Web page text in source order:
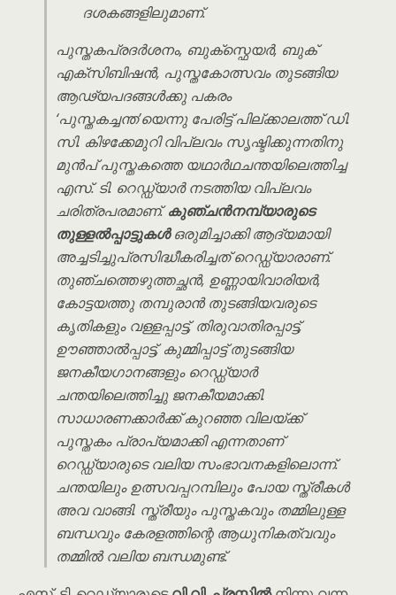
ദശകങ്ങളിലുമാണ്.
പുസ്തകപ്രദർശനം, ബുക്സ്ഫെയർ, ബുക്
എക്സിബിഷൻ, പുസ്തകോത്സവം തുടങ്ങിയ
ആഢ്യപദങ്ങൾക്കു പകരം
‘പുസ്തകച്ചന്ത’യെന്നു പേരിട്ട് പില്ക്കാലത്ത് ഡി.
സി. കിഴക്കേമുറി വിപ്ലവം സൃഷ്ടിക്കുന്നതിനു
മുൻപ് പുസ്തകത്തെ യഥാർഥചന്തയിലെത്തിച്ച
എസ്. ടി. റെഡ്ഡ്യാർ നടത്തിയ വിപ്ലവം
ചരിത്രപരമാണ്.കുഞ്ചൻനമ്പ്യാരുടെ
തുള്ളൽപ്പാട്ടുകൾഒരുമിച്ചാക്കി ആദ്യമായി
അച്ചടിച്ചുപ്രസിദ്ധീകരിച്ചത് റെഡ്ഡ്യാരാണ്.
തുഞ്ചത്തെഴുത്തച്ഛൻ, ഉണ്ണായിവാരിയർ,
കോട്ടയത്തു തമ്പുരാൻ തുടങ്ങിയവരുടെ
കൃതികളും വള്ളപ്പാട്ട്, തിരുവാതിരപ്പാട്ട്,
ഊഞ്ഞാൽപ്പാട്ട്, കുമ്മിപ്പാട്ട് തുടങ്ങിയ
ജനകീയഗാനങ്ങളും റെഡ്ഡ്യാർ
ചന്തയിലെത്തിച്ചു ജനകീയമാക്കി.
സാധാരണക്കാർക്ക് കുറഞ്ഞ വിലയ്ക്ക്
പുസ്തകം പ്രാപ്യമാക്കി എന്നതാണ്
റെഡ്ഡ്യാരുടെ വലിയ സംഭാവനകളിലൊന്ന്.
ചന്തയിലും ഉത്സവപ്പറമ്പിലും പോയ സ്ത്രീകൾ
അവ വാങ്ങി. സ്ത്രീയും പുസ്തകവും തമ്മിലുള്ള
ബന്ധവും കേരളത്തിന്റെ ആധുനികത്വവും
തമ്മിൽ വലിയ ബന്ധമുണ്ട്.